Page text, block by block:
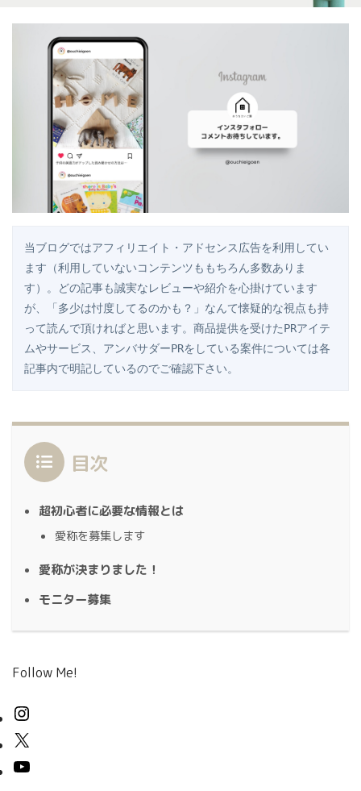
当ブログではアフィリエイト・アドセンス広告を利用してい
ます（利用していないコンテンツももちろん多数ありま
す）。どの記事も誠実なレビューや紹介を心掛けています
が、「多少は忖度してるのかも？」なんて懐疑的な視点も持
って読んで頂ければと思います。商品提供を受けたPRアイテ
ムやサービス、アンバサダーPRをしている案件については各
記事内で明記しているのでご確認下さい。
目次
超初心者に必要な情報とは
愛称を募集します
愛称が決まりました！
モニター募集
Follow Me!